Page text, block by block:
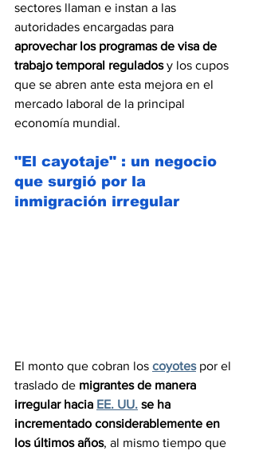
sectores llaman e instan a las
autoridades encargadas para
aprovechar los programas de visa de
trabajo temporal regulados y los cupos
que se abren ante esta mejora en el
mercado laboral de la principal
economía mundial.
"El cayotaje" : un negocio
que surgió por la
inmigración irregular
El monto que cobran los coyotes por el
traslado de migrantes de manera
irregular hacia EE. UU. se ha
incrementado considerablemente en
los últimos años, al mismo tiempo que